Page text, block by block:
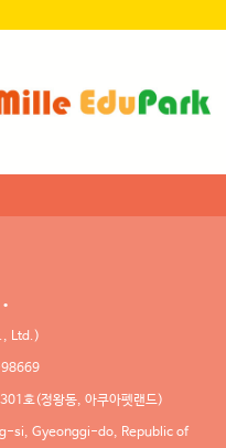
Ltd.)
호(정왕동, 아쿠아펫랜드)
si, Gyeonggi-do, Republic of